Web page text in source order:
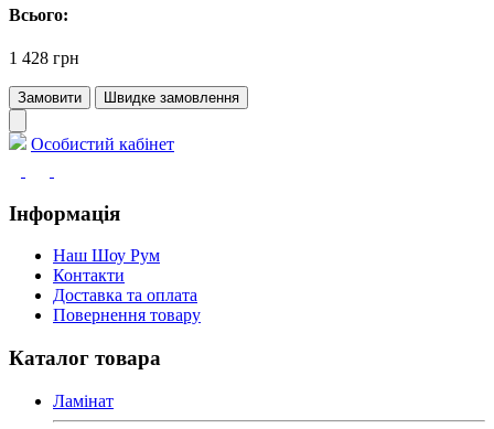
Всього:
1 428 грн
Замовити Швидке замовлення
Особистий кабінет
Інформація
Наш Шоу Рум
Контакти
Доставка та оплата
Повернення товару
Каталог товара
Ламінат